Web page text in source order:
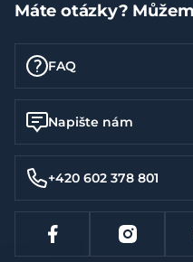
Máte otázky?
FAQ
Napište nám
+420 602 378 801